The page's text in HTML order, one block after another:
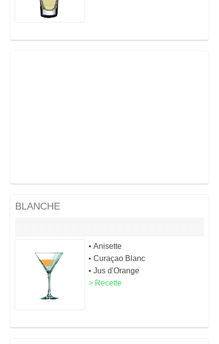
BLANCHE
• Anisette
• Curaçao Blanc
• Jus d'Orange
> Recette